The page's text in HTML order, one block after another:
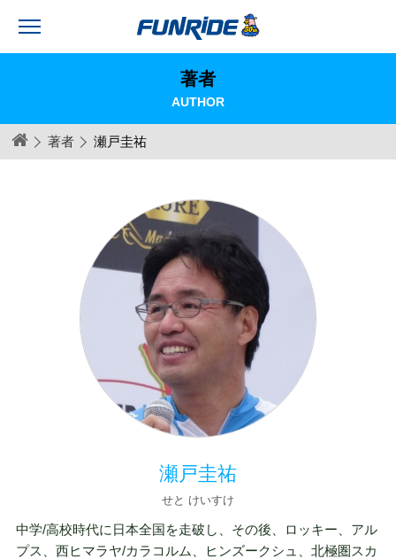
著者
AUTHOR
著者 瀬戸圭祐
瀬戸圭祐
せと けいすけ
中学/⾼校時代に⽇本全国を⾛破し、その後、ロッキー、アル
プス、⻄ヒマラヤ/カラコルム、ヒンズークシュ、北極圏スカ